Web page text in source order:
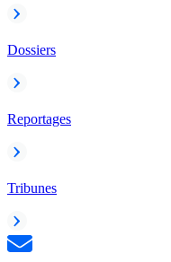
Dossiers
Reportages
Tribunes